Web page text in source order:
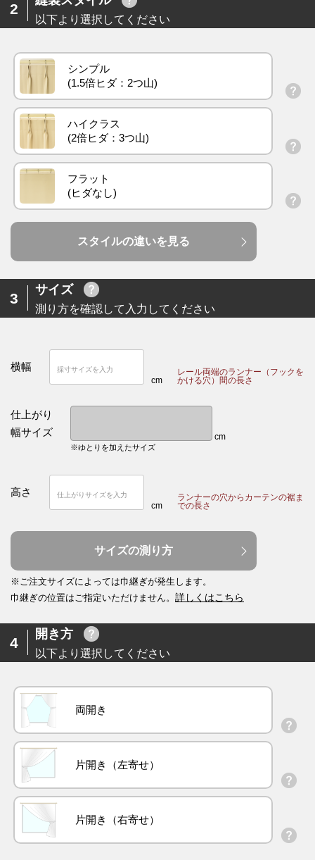
2
以下より選択してください
シンプル
ハイクラス
フラット
スタイルの違いを見る
3
サイズ
測り方を確認して入力してください
横幅
cm
レール両端のランナー（フックを
かける穴）間の長さ
仕上がり
幅サイズ
cm
※ゆとりを加えたサイズ
高さ
cm
ランナーの穴からカーテンの裾ま
での長さ
サイズの測り方
※ご注文サイズによっては巾継ぎが発生します。
巾継ぎの位置はご指定いただけません。 詳しくはこちら
4
開き方
以下より選択してください
両開き
片開き（左寄せ）
片開き（右寄せ）